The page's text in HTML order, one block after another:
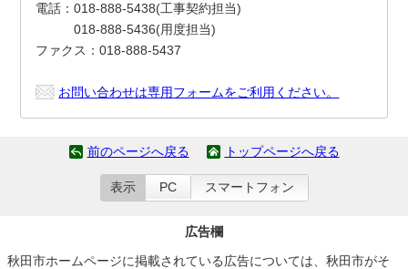
電話：018-888-5438(工事契約担当)
018-888-5436(用度担当)
ファクス：018-888-5437
お問い合わせは専用フォームをご利用ください。
前のページへ戻る トップページへ戻る
表示 PC スマートフォン
広告欄
秋田市ホームページに掲載されている広告については、秋田市がそ